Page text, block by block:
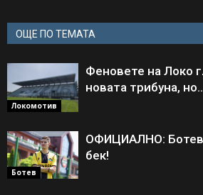
ОЩЕ ПО ТЕМАТА
Локомотив
Феновете на Локо
новата трибуна,
Ботев
ОФИЦИАЛНО: Ботев
бек!